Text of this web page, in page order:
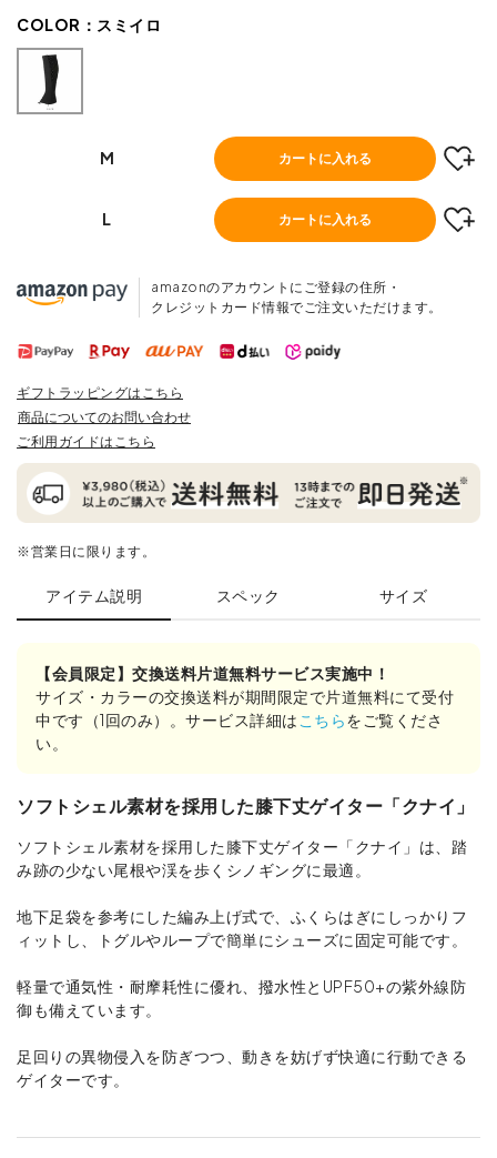
COLOR： スミイロ
M カートに入れる
L カートに入れる
amazonのアカウントにご登録の住所・
クレジットカード情報でご注文いただけます。
ギフトラッピングはこちら
商品についてのお問い合わせ
ご利用ガイドはこちら
※営業日に限ります。
アイテム説明 スペック サイズ
【会員限定】交換送料片道無料サービス実施中！
サイズ・カラーの交換送料が期間限定で片道無料にて受付
中です（1回のみ）。サービス詳細は こちらをご覧くださ
い。
ソフトシェル素材を採用した膝下丈ゲイター「クナイ」
ソフトシェル素材を採用した膝下丈ゲイター「クナイ」は、踏
み跡の少ない尾根や渓を歩くシノギングに最適。
地下足袋を参考にした編み上げ式で、ふくらはぎにしっかりフ
ィットし、トグルやループで簡単にシューズに固定可能です。
軽量で通気性・耐摩耗性に優れ、撥水性とUPF50+の紫外線防
御も備えています。
足回りの異物侵入を防ぎつつ、動きを妨げず快適に行動できる
ゲイターです。